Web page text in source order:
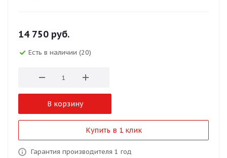
14 750 руб.
Есть в наличии (20)
В корзину
Купить в 1 клик
Гарантия производителя 1 год